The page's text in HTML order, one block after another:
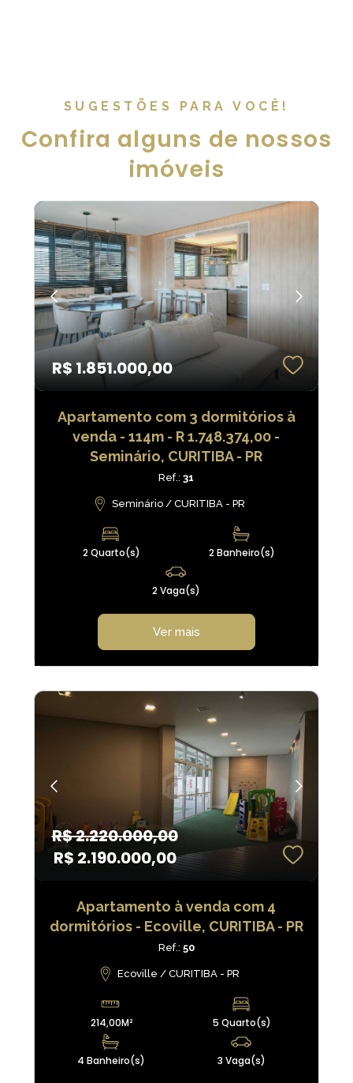
SUGESTÕES PARA VOCÊ!
Confira alguns de nossos
imóveis
R$ 1.851.000,00
Apartamento com 3 dormitórios à
venda - 114m - R 1.748.374,00 -
Seminário, CURITIBA - PR
Ref.:31
Seminário / CURITIBA - PR
2 Quarto(s) 2 Banheiro(s)
2 Vaga(s)
Ver mais
R$ 2.220.000,00
R$ 2.190.000,00
Apartamento à venda com 4
dormitórios - Ecoville, CURITIBA - PR
Ref.: 50
Ecoville / CURITIBA - PR
214,00M² 5 Quarto(s)
4 Banheiro(s) 3 Vaga(s)